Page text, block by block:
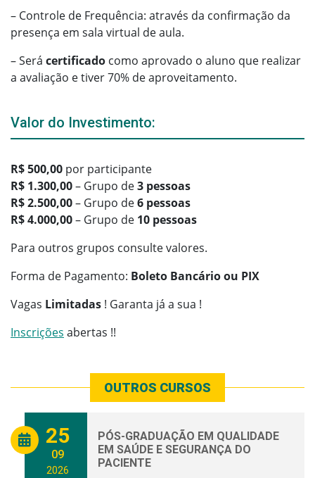
– Controle de Frequência: através da confirmação da
presença em sala virtual de aula.
– Será certificado como aprovado o aluno que realizar
a avaliação e tiver 70% de aproveitamento.
Valor do Investimento:
R$ 500,00 por participante
R$ 1.300,00– Grupo de3 pessoas
R$ 2.500,00– Grupo de6 pessoas
R$ 4.000,00– Grupo de 10 pessoas
Para outros grupos consulte valores.
Forma de Pagamento: Boleto Bancário ou PIX
Vagas Limitadas ! Garanta já a sua !
Inscrições abertas !!
OUTROS CURSOS
25
09
2026
PÓS-GRADUAÇÃO EM QUALIDADE
EM SAÚDE E SEGURANÇA DO
PACIENTE